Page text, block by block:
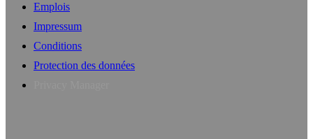
Emplois
Impressum
Conditions
Protection des données